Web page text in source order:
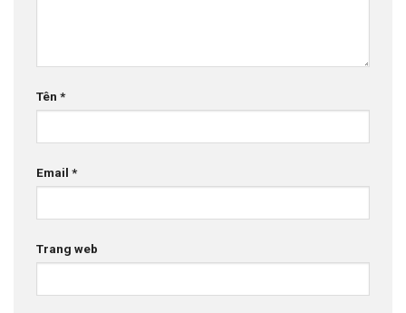
Tên *
Email *
Trang web